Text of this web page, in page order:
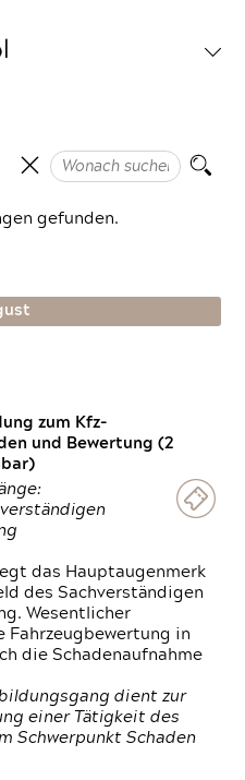
gefunden.
zum Kfz-
und Bewertung (2
das Hauptaugenmerk
des Sachverständigen
Wesentlicher
Fahrzeugbewertung in
die Schadenaufnahme
dient zur
einer Tätigkeit des
Schwerpunkt Schaden